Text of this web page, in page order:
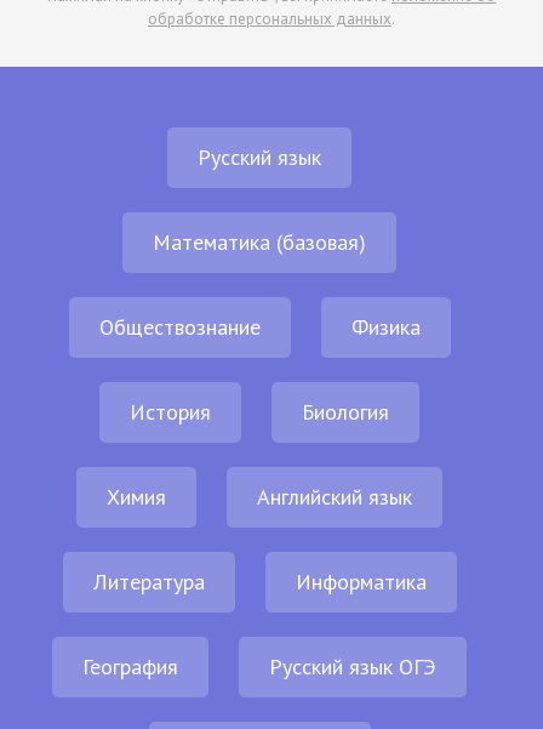
обработке персональных данных.
Русский язык
Математика (базовая)
Обществознание Физика
История Биология
Химия Английский язык
Литература Информатика
География Русский язык ОГЭ